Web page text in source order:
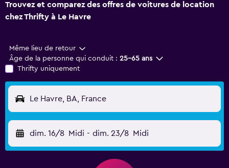
Trouvez et comparez des offres de voitures de location
chez Thrifty à Le Havre
Même lieu de retour
Âge de la personne qui conduit : 25-65 ans
Thrifty uniquement
Le Havre, BA, France
dim. 16/8 Midi - dim. 23/8 Midi